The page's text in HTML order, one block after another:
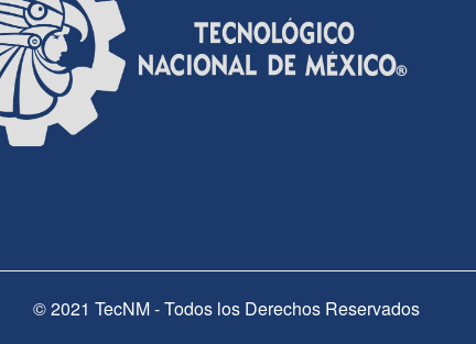
© 2021 TecNM - Todos los Derechos Reservados